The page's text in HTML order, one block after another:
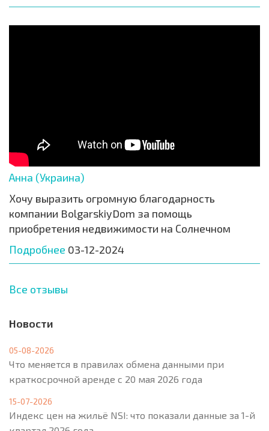
Анна (Украина)
Хочу выразить огромную благодарность
компании BolgarskiyDom за помощь
приобретения недвижимости на Солнечном
Подробнее 03-12-2024
Все отзывы
Новости
05-08-2026
Что меняется в правилах обмена данными при
краткосрочной аренде с 20 мая 2026 года
15-07-2026
Индекс цен на жильё NSI: что показали данные за 1-й